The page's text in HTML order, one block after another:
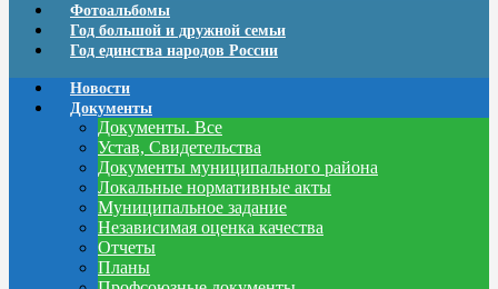
Фотоальбомы
Год большой и дружной семьи
Год единства народов России
Новости
Документы
Документы. Все
Устав, Свидетельства
Документы муниципального района
Локальные нормативные акты
Муниципальное задание
Независимая оценка качества
Отчеты
Планы